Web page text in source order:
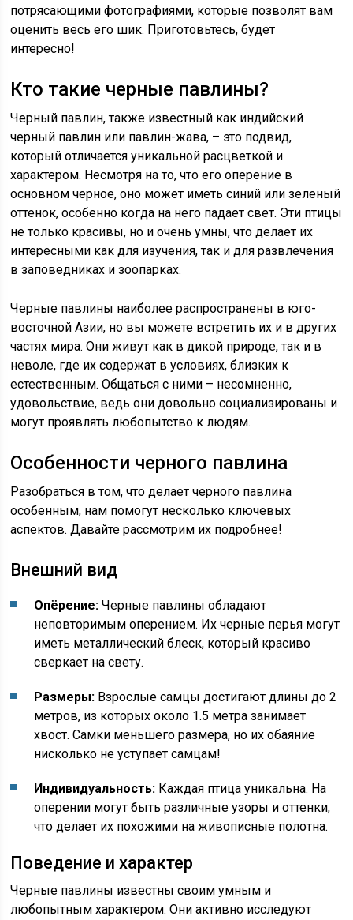
потрясающими фотографиями, которые позволят вам
оценить весь его шик. Приготовьтесь, будет
интересно!
Кто такие черные павлины?
Черный павлин, также известный как индийский
черный павлин или павлин-жава, – это подвид,
который отличается уникальной расцветкой и
характером. Несмотря на то, что его оперение в
основном черное, оно может иметь синий или зеленый
оттенок, особенно когда на него падает свет. Эти птицы
не только красивы, но и очень умны, что делает их
интересными как для изучения, так и для развлечения
в заповедниках и зоопарках.
Черные павлины наиболее распространены в юго-
восточной Азии, но вы можете встретить их и в других
частях мира. Они живут как в дикой природе, так и в
неволе, где их содержат в условиях, близких к
естественным. Общаться с ними – несомненно,
удовольствие, ведь они довольно социализированы и
могут проявлять любопытство к людям.
Особенности черного павлина
Разобраться в том, что делает черного павлина
особенным, нам помогут несколько ключевых
аспектов. Давайте рассмотрим их подробнее!
Внешний вид
Опёрение: Черные павлины обладают
неповторимым оперением. Их черные перья могут
иметь металлический блеск, который красиво
сверкает на свету.
Размеры: Взрослые самцы достигают длины до 2
метров, из которых около 1.5 метра занимает
хвост. Самки меньшего размера, но их обаяние
нисколько не уступает самцам!
Индивидуальность: Каждая птица уникальна. На
оперении могут быть различные узоры и оттенки,
что делает их похожими на живописные полотна.
Поведение и характер
Черные павлины известны своим умным и
любопытным характером. Они активно исследуют